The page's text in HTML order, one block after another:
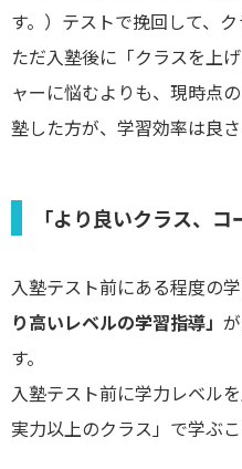
す。）テストで挽回して、
ただ入塾後に「クラスを上
ャーに悩むよりも、現時点の
塾した方が、学習効率は良さ
「より良いクラス、
入塾テスト前にある程度の
り高いレベルの学習指導」
す。
入塾テスト前に学力レベル
実力以上のクラス」で学ぶこ